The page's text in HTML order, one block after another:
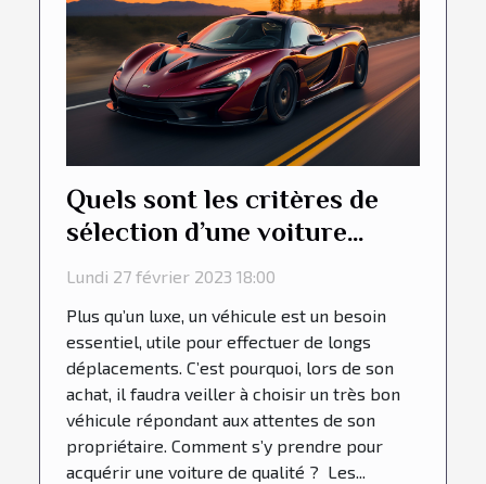
Quels sont les critères de
sélection d’une voiture
performante ?
Lundi 27 février 2023 18:00
Plus qu’un luxe, un véhicule est un besoin
essentiel, utile pour effectuer de longs
déplacements. C’est pourquoi, lors de son
achat, il faudra veiller à choisir un très bon
véhicule répondant aux attentes de son
propriétaire. Comment s’y prendre pour
acquérir une voiture de qualité ? Les...